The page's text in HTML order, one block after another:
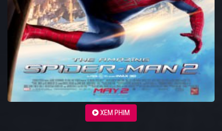
XEM PHIM